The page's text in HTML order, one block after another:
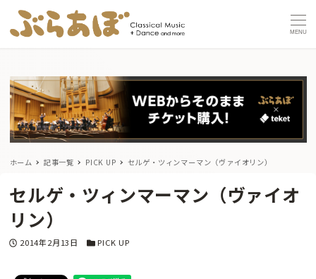
MENU
ホーム 記事一覧 PICK UP セルゲ・ツィンマーマン（ヴァイオリン）
セルゲ・ツィンマーマン（ヴァイオ
リン）
投稿日
2014年2月13日 カテゴリー
PICK UP